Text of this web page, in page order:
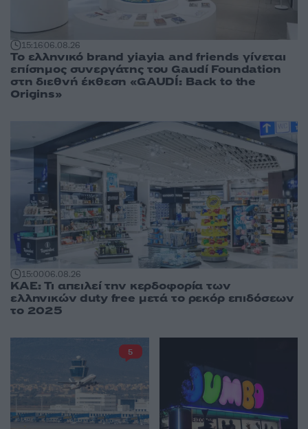
15:1606.08.26
Το ελληνικό brand yiayia and friends γίνεται
επίσημος συνεργάτης του Gaudí Foundation
στη διεθνή έκθεση «GAUDÍ: Back to the
Origins»
15:0006.08.26
ΚΑΕ: Τι απειλεί την κερδοφορία των
ελληνικών duty free μετά το ρεκόρ επιδόσεων
το 2025
5